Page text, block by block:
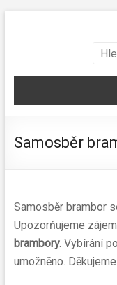
Samosběr
Samosběr brambor
Upozorňujeme
brambory. Vybírání
umožněno.